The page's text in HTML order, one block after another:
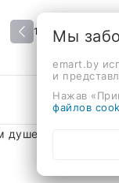
1 / 2
душем),
Мы
emart.by
и
Нажав
файлов